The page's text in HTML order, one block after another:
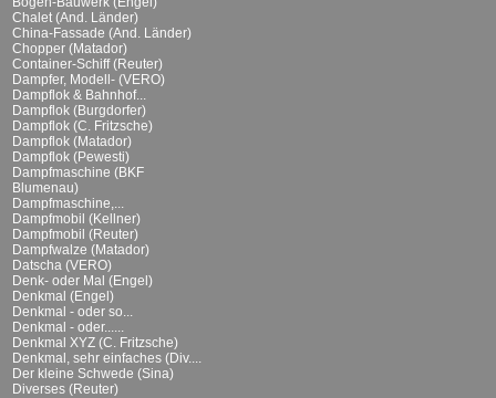
Chalet (And. Länder)
China-Fassade (And. Länder)
Chopper (Matador)
Container-Schiff (Reuter)
Dampfer, Modell- (VERO)
Dampflok & Bahnhof...
Dampflok (Burgdorfer)
Dampflok (C. Fritzsche)
Dampflok (Matador)
Dampflok (Pewesti)
Dampfmaschine (BKF
Blumenau)
Dampfmaschine,...
Dampfmobil (Kellner)
Dampfmobil (Reuter)
Dampfwalze (Matador)
Datscha (VERO)
Denk- oder Mal (Engel)
Denkmal (Engel)
Denkmal - oder so...
Denkmal - oder......
Denkmal XYZ (C. Fritzsche)
Denkmal, sehr einfaches (Div....
Der kleine Schwede (Sina)
Diverses (Reuter)